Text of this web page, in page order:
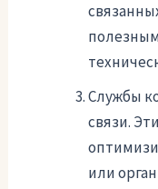
Службы
связи.
или